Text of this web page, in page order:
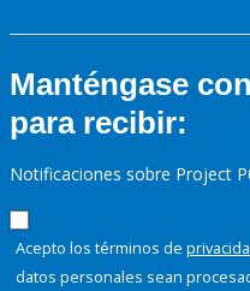
Manténgase
para recibir:
Notificaciones sobre Project
Acepto los términos de
datos personales sean